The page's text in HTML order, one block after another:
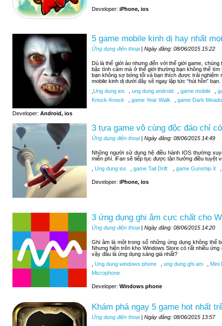
Developer: iPhone, ios
5 game mobile kinh dị hay nhất
Ứng dụng điện thoại| Ngày đăng: 08/06/2015 15:22
Dù là thế giới ảo nhưng đến với thế giới game,
bậc tình cảm mà ở thế giới thường bạn không thể
bạn không sợ bóng tối và bạn thích được trải
mobile kinh dị dưới đây sẽ ngay lập tức “hút hồn” bạn.
Ung dung ios ung dung android game mobile
Knock-Knock
game Year Walk game Dark
Developer: Android, ios
3 tựa game vô cùng độc đáo chỉ
Ứng dụng điện thoại| Ngày đăng: 08/06/2015 14:49
Những người sử dụng hệ điều hành IOS thường
miễn phí. iFan sẽ tiếp tục được tận hưởng điều tuyệt
Ung dung ios game Tail Drift game Gunship X
Developer: iPhone, ios
3 ứng dụng ghi âm cực chất cho
Ứng dụng điện thoại| Ngày đăng: 08/06/2015 14:20
Ghi âm là một trong số những ứng dụng không thể
Nhưng hiện trên kho Windows Store có rất nhiều
vậy đâu là ứng dụng sáng giá nhất?
Ung dung windows phone ung dung ghi am
Mini
Microphone
Developer: Windows phone
Khám phá ngay 5 game hot nhất
Ứng dụng điện thoại| Ngày đăng: 08/06/2015 13:57